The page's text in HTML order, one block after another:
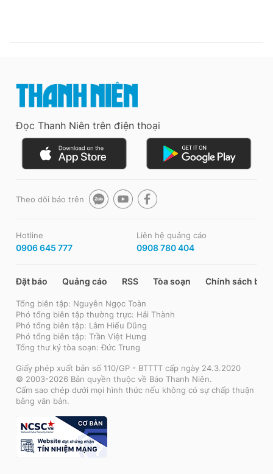
Đọc Thanh Niên trên điện thoại
Theo dõi báo trên
Hotline
0906 645 777
Liên hệ quảng cáo
0908 780 404
Đặt báo Quảng cáo RSS Tòa soạn Chính sách bảo
Tổng biên tập: Nguyễn Ngọc Toàn
Phó tổng biên tập thường trực: Hải Thành
Phó tổng biên tập: Lâm Hiếu Dũng
Phó tổng biên tập: Trần Việt Hưng
Tổng thư ký tòa soạn: Đức Trung
Giấy phép xuất bản số 110/GP - BTTTT cấp ngày 24.3.2020
© 2003-2026 Bản quyền thuộc về Báo Thanh Niên.
Cấm sao chép dưới mọi hình thức nếu không có sự chấp thuận
bằng văn bản.